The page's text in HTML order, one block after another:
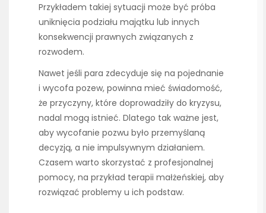
Przykładem takiej sytuacji może być próba
uniknięcia podziału majątku lub innych
konsekwencji prawnych związanych z
rozwodem.
Nawet jeśli para zdecyduje się na pojednanie
i wycofa pozew, powinna mieć świadomość,
że przyczyny, które doprowadziły do kryzysu,
nadal mogą istnieć. Dlatego tak ważne jest,
aby wycofanie pozwu było przemyślaną
decyzją, a nie impulsywnym działaniem.
Czasem warto skorzystać z profesjonalnej
pomocy, na przykład terapii małżeńskiej, aby
rozwiązać problemy u ich podstaw.